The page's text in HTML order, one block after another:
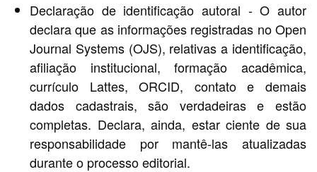
Declaração de identificação autoral - O autor
declara que as informações registradas no Open
Journal Systems (OJS), relativas a identificação,
afiliação institucional, formação acadêmica,
currículo Lattes, ORCID, contato e demais
dados cadastrais, são verdadeiras e estão
completas. Declara, ainda, estar ciente de sua
responsabilidade por mantê-las atualizadas
durante o processo editorial.